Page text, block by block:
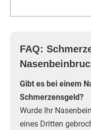
FAQ:
Gibt es bei einem
Schmerzensgeld?
Wurde Ihr
eines Dritten